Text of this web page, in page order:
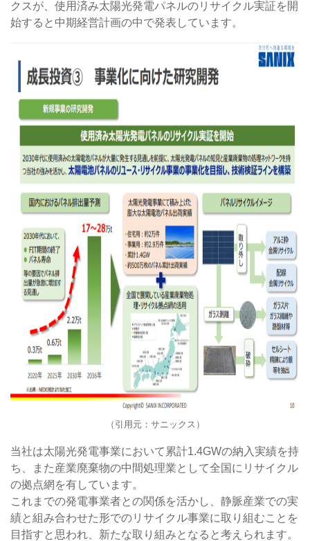
クスが、使用済み太陽光発電パネルのリサイクル実証を開
始すると中期経営計画の中で発表しています。
（引用元：サニックス）
当社は太陽光発電事業において累計1.4GWの納入実績を持
ち、また産業廃棄物の中間処理業として全国にリサイクル
の拠点網を有しています。
これまでの発電事業者との関係を活かし、静脈産業での実
績と組み合わせた形でのリサイクル事業に取り組むことを
目指すと思われ、新たな取り組みとなると考えられます。